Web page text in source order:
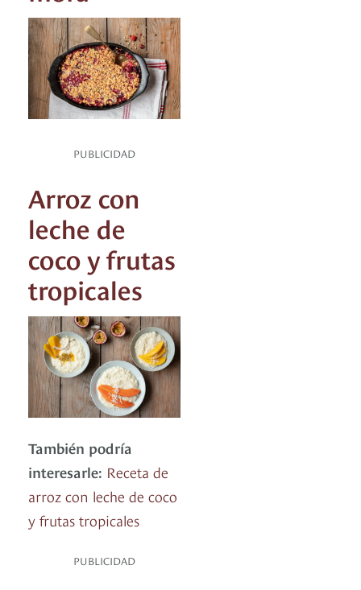
PUBLICIDAD
Arroz con
leche de
coco y frutas
tropicales
También podría
interesarle: Receta de
arroz con leche de coco
y frutas tropicales
PUBLICIDAD